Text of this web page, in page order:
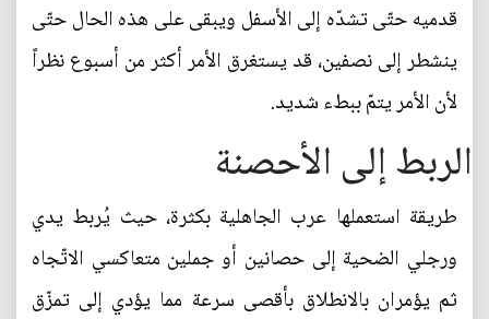
قدميه حتّى تشدّه إلى الأسفل ويبقى على هذه الحال حتّى
ينشطر إلى نصفين، قد يستغرق الأمر أكثر من أسبوع نظراً
لأن الأمر يتمّ ببطء شديد.
الربط إلى الأحصنة
طريقة استعملها عرب الجاهلية بكثرة، حيث يُربط يدي
ورجلي الضحية إلى حصانين أو جملين متعاكسي الاتّجاه
ثم يؤمران بالانطلاق بأقصى سرعة مما يؤدي إلى تمزّق